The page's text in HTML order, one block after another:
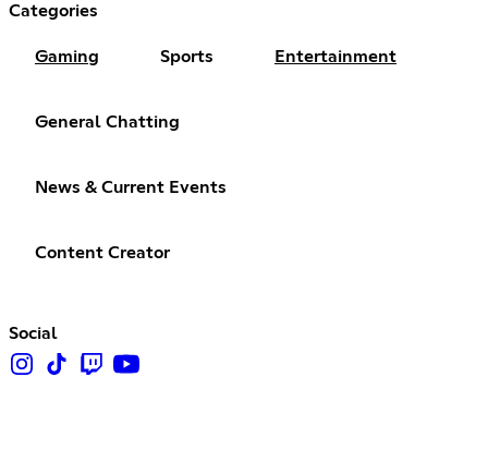
Categories
Gaming Sports Entertainment
General Chatting
News & Current Events
Content Creator
Social